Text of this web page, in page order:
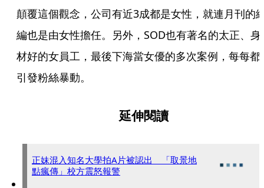
顛覆這個觀念，公司有近3成都是女性，就連月刊的
編也是由女性擔任。另外，SOD也有著名的太正、身
材好的女員工，最後下海當女優的多次案例，每每都
引發粉絲暴動。
延伸閱讀
正妹混入知名大學拍A片被認出 「取景地
點瘋傳」校方震怒報警